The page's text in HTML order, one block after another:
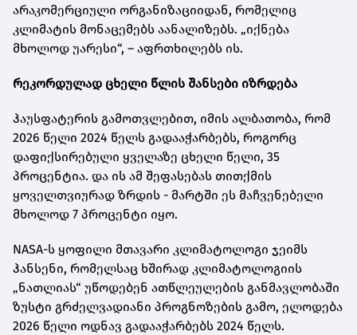
არაკომერციული ორგანიზაციიდან, რომელიც
კლიმატის მონაცემებს აანალიზებს. „იქნება
მხოლოდ უარესი“, – აფრთხილებს ის.
რეკორდულად ცხელი წლის შანსები იზრდება
ჰაუსფატერის გამოთვლებით, იმის ალბათობა, რომ
2026 წელი 2024 წელს გადააჭარბებს, როგორც
დაფიქსირებული ყველაზე ცხელი წელი, 35
პროცენტია. და ის ამ შეფასებას თითქმის
ყოველთვიურად ზრდის - მარტში ეს მაჩვენებელი
მხოლოდ 7 პროცენტი იყო.
NASA-ს ყოფილი მთავარი კლიმატოლოგი ჯეიმს
ჰანსენი, რომელსაც ხშირად კლიმატოლოგიის
„ნათლიას“ უწოდებენ ათწლეულების განმავლობაში
ზუსტი გრძელვადიანი პროგნოზების გამო, ელოდება
2026 წელი ოდნავ გადააჭარბებს 2024 წელს.